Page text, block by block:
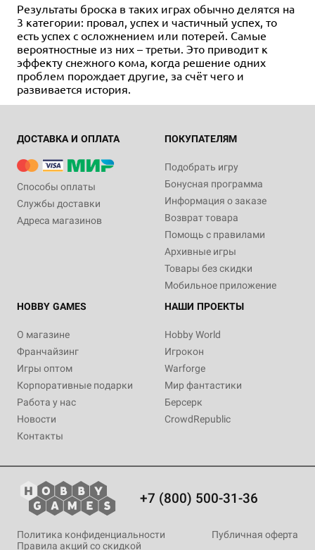
Результаты броска в таких играх обычно делятся на
3 категории: провал, успех и частичный успех, то
есть успех с осложнением или потерей. Самые
вероятностные из них – третьи. Это приводит к
эффекту снежного кома, когда решение одних
проблем порождает другие, за счёт чего и
развивается история.
ДОСТАВКА И ОПЛАТА
Способы оплаты
Службы доставки
Адреса магазинов
ПОКУПАТЕЛЯМ
Подобрать игру
Бонусная программа
Информация о заказе
Возврат товара
Помощь с правилами
Архивные игры
Товары без скидки
Мобильное приложение
HOBBY GAMES
О магазине
Франчайзинг
Игры оптом
Корпоративные подарки
Работа у нас
Новости
Контакты
НАШИ ПРОЕКТЫ
Hobby World
Игрокон
Warforge
Мир фантастики
Берсерк
CrowdRepublic
+7 (800) 500-31-36
Политика конфиденциальности
Публичная оферта
Правила акций со скидкой